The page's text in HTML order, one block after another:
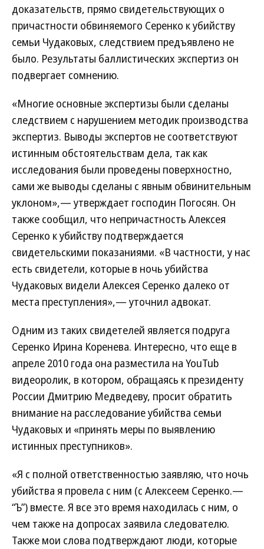
доказательств, прямо свидетельствующих о
причастности обвиняемого Серенко к убийству
семьи Чудаковых, следствием предъявлено не
было. Результаты баллистических экспертиз он
подвергает сомнению.
«Многие основные экспертизы были сделаны
следствием с нарушением методик производства
экспертиз. Выводы экспертов не соответствуют
истинным обстоятельствам дела, так как
исследования были проведены поверхностно,
сами же выводы сделаны с явным обвинительным
уклоном»,— утверждает господин Погосян. Он
также сообщил, что непричастность Алексея
Серенко к убийству подтверждается
свидетельскими показаниями. «В частности, у нас
есть свидетели, которые в ночь убийства
Чудаковых видели Алексея Серенко далеко от
места преступления»,— уточнил адвокат.
Одним из таких свидетелей является подруга
Серенко Ирина Коренева. Интересно, что еще в
апреле 2010 года она разместила на YouTub
видеоролик, в котором, обращаясь к президенту
России Дмитрию Медведеву, просит обратить
внимание на расследование убийства семьи
Чудаковых и «принять меры по выявлению
истинных преступников».
«Я с полной ответственностью заявляю, что ночь
убийства я провела с ним (с Алексеем Серенко.—
“Ъ”) вместе. Я все это время находилась с ним, о
чем также на допросах заявила следователю.
Также мои слова подтверждают люди, которые